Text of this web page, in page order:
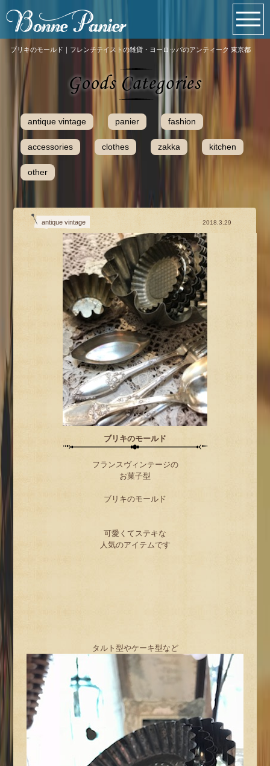
ブリキのモールド｜フレンチテイストの雑貨・ヨーロッパのアンティーク 東京都
antique vintage panier fashion
accessories clothes zakka kitchen
other
antique vintage 2018.3.29
ブリキのモールド
フランスヴィンテージの
お菓子型
ブリキのモールド
可愛くてステキな
人気のアイテムです
タルト型やケーキ型など